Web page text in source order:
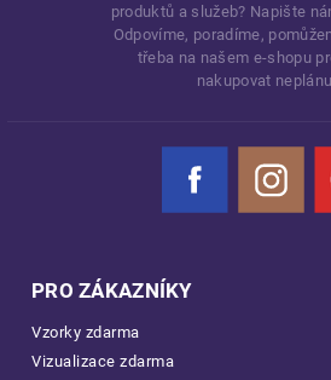
produktů a služeb? Napište
Odpovíme, poradíme,
třeba na našem e-shopu
nakupovat
Facebook Instagram
PRO ZÁKAZNÍKY
Vzorky zdarma
Vizualizace zdarma